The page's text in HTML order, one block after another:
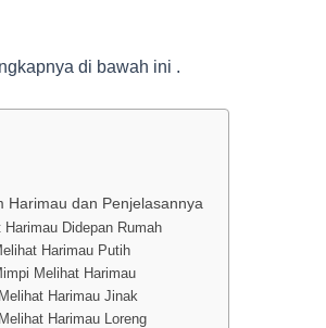
di bawah ini .
Harimau dan Penjelasannya
Harimau Didepan Rumah
Harimau Putih
Melihat Harimau
Harimau Jinak
Harimau Loreng